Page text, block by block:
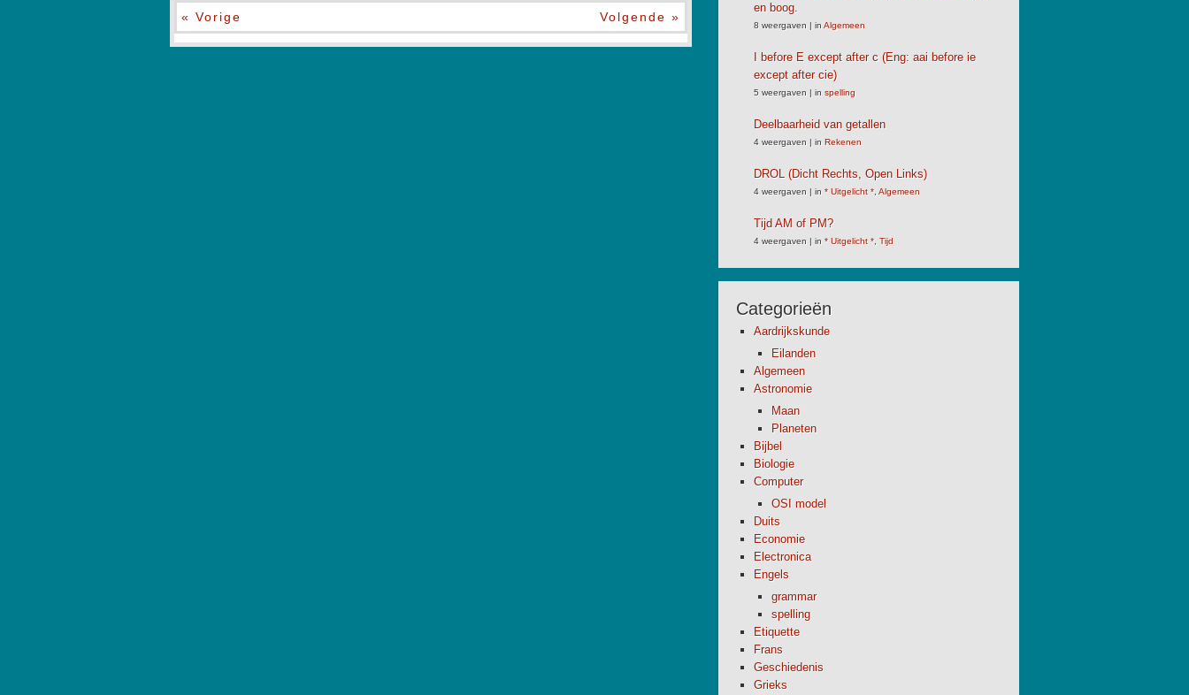
« Vorige Volgende »
en boog.
8 weergaven | in Algemeen
I before E except after c (Eng: aai before ie
except after cie)
5 weergaven | in spelling
Deelbaarheid van getallen
4 weergaven | in Rekenen
DROL (Dicht Rechts, Open Links)
4 weergaven | in * Uitgelicht *, Algemeen
Tijd AM of PM?
4 weergaven | in * Uitgelicht *, Tijd
Categorieën
Aardrijkskunde
Eilanden
Algemeen
Astronomie
Maan
Planeten
Bijbel
Biologie
Computer
OSI model
Duits
Economie
Electronica
Engels
grammar
spelling
Etiquette
Frans
Geschiedenis
Grieks